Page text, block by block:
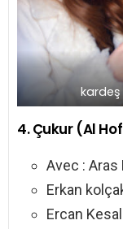
kardeş
4. Çukur (Al
Avec :
Erkan
Ercan Kesal